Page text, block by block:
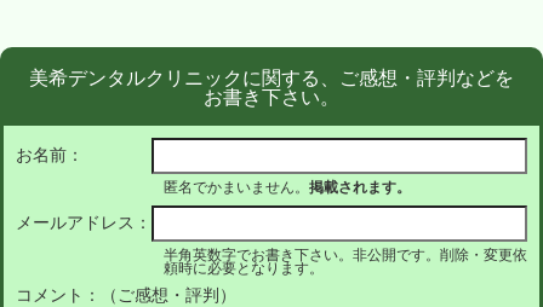
美希デンタルクリニックに関する、ご感想・評判などを
お書き下さい。
お名前：
匿名でかまいません。 掲載されます。
メールアドレス：
半角英数字でお書き下さい。非公開です。削除・変更依
頼時に必要となります。
コメント：（ご感想・評判）